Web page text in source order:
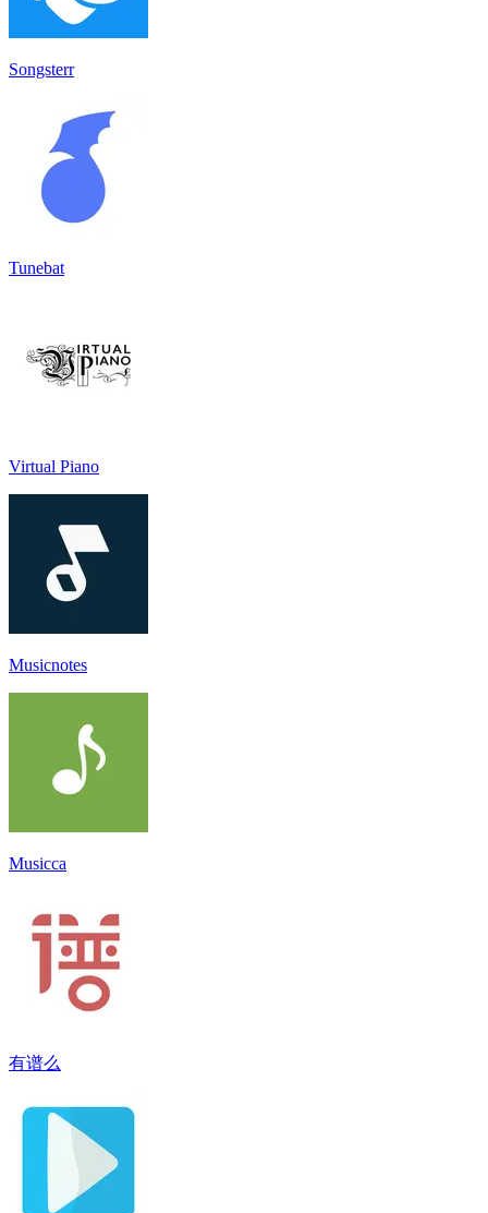
Songsterr
Tunebat
Virtual Piano
Musicnotes
Musicca
有谱么